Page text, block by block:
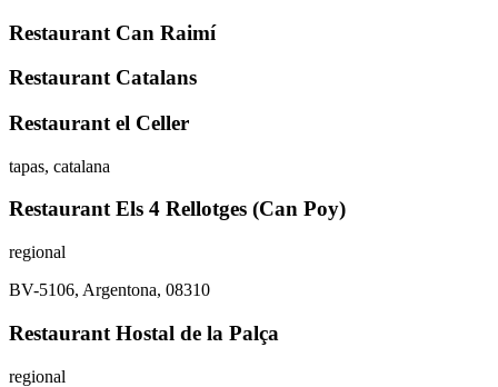
Restaurant Can Raimí
Restaurant Catalans
Restaurant el Celler
tapas, catalana
Restaurant Els 4 Rellotges (Can Poy)
regional
BV-5106, Argentona, 08310
Restaurant Hostal de la Palça
regional